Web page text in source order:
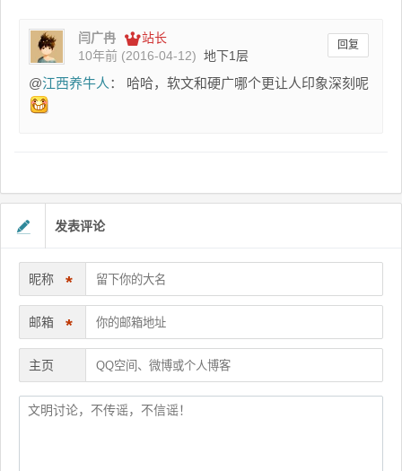
闫广冉
站长
10年前 (2016-04-12) 地下1层
回复
@江西养牛人： 哈哈，软文和硬广哪个更让人印象深刻呢
发表评论
昵称 *
邮箱 *
主页